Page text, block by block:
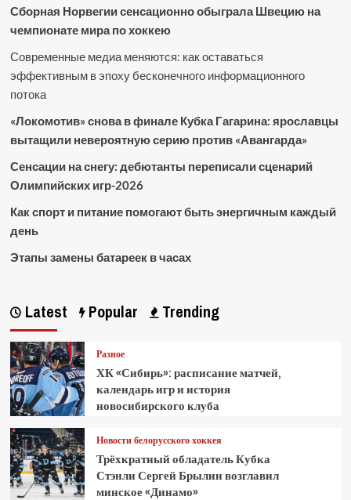
Сборная Норвегии сенсационно обыграла Швецию на
чемпионате мира по хоккею
Современные медиа меняются: как оставаться
эффективным в эпоху бесконечного информационного
потока
«Локомотив» снова в финале Кубка Гагарина: ярославцы
вытащили невероятную серию против «Авангарда»
Сенсации на снегу: дебютанты переписали сценарий
Олимпийских игр-2026
Как спорт и питание помогают быть энергичным каждый
день
Этапы замены батареек в часах
Latest Popular Trending
Разное
ХК «Сибирь»: расписание матчей,
календарь игр и история
новосибирского клуба
Новости белорусского хоккея
Трёхкратный обладатель Кубка
Стэнли Сергей Брылин возглавил
минское «Динамо»